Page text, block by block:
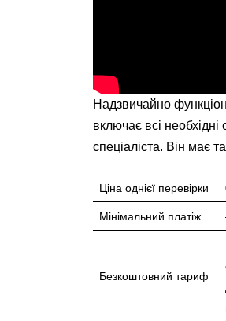
Надзвичайно
включає всі необхідні
спеціаліста. Він має
Ціна однієї перевірки
Мінімальний платіж
Безкоштовний тариф